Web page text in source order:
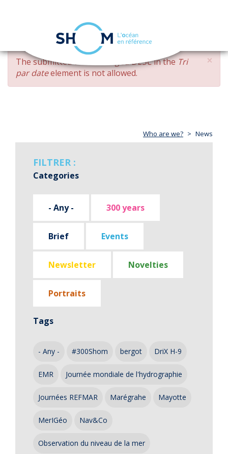
Skip
main
content
navigation
×
ERROR
MESSAGE
The submitted value changed DESCin the Tri
par dateelement is not allowed.
Who are we? News
FILTRER :
Categories
- Any - 300 years
Brief Events
Newsletter Novelties
Portraits
Tags
- Any - #300Shom bergot DriX H-9
EMR Journée mondiale de l'hydrographie
Journées REFMAR Marégrahe Mayotte
MerIGéo Nav&Co
Observation du niveau de la mer